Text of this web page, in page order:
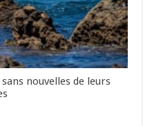
nouvelles de leurs